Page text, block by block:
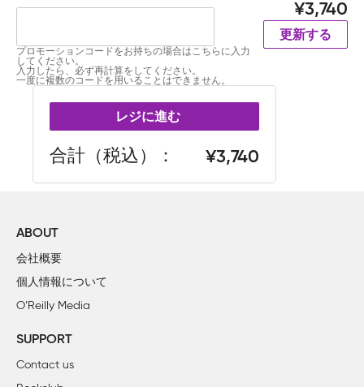
プロモーションコードをお持ちの場合はこちらに入力
してください。
入力したら、必ず再計算をしてください。
一度に複数のコードを用いることはできません。
3,740
更新する
レジに進む
合計（税込） 3,740
ABOUT
会社概要
個人情報について
O’Reilly Media
SUPPORT
Contact us